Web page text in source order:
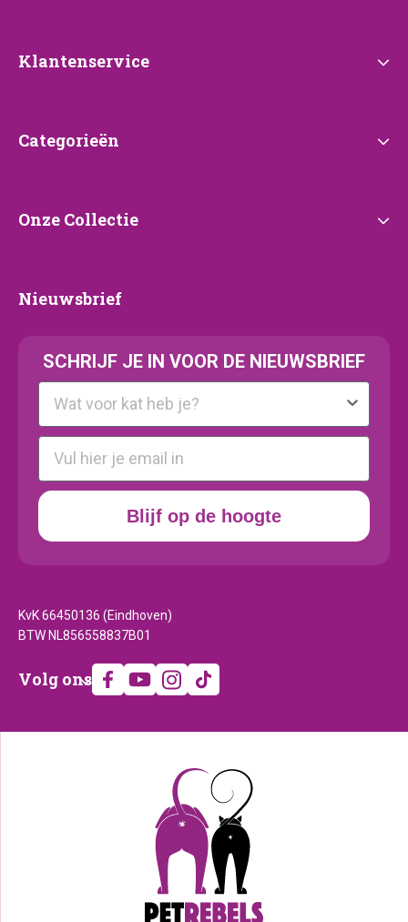
Klantenservice
Klantenservice
Categorieën
Categorieën
Onze
Onze Collectie
Nieuwsbrief
Nieuwsbrief
SCHRIJF JE IN VOOR DE NIEUWSBRIEF
Kattenras
E-mail
Blijf op de hoogte
KvK 66450136 (Eindhoven)
BTW NL856558837B01
Volg
Volg ons